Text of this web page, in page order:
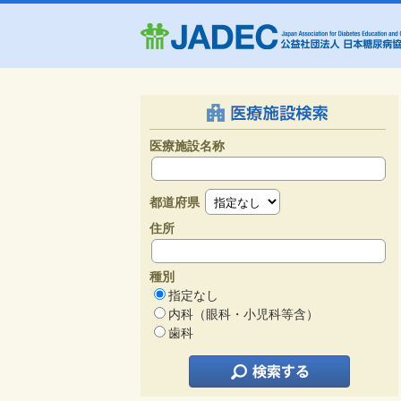
医療施設名称
都道府県
住所
種別
指定なし
内科（眼科・小児科等含）
歯科